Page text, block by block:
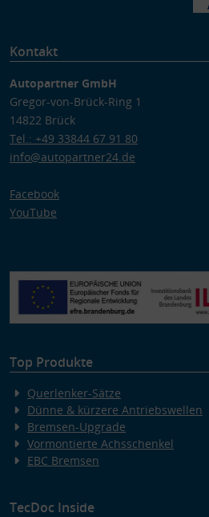
Kontakt
Autopartner GmbH
Gregor-von-Brück-Ring 1
14822 Brück
Tel.: +49 33844 67 91 80
info@autopartner24.de
Facebook
YouTube
Top Produkte
Querlenker-Sätze
Dünne & kürzere Antriebswellen
Bremsen-Upgrade
Vormontierte Achsschenkel
EBC Bremsen
TecDoc Inside